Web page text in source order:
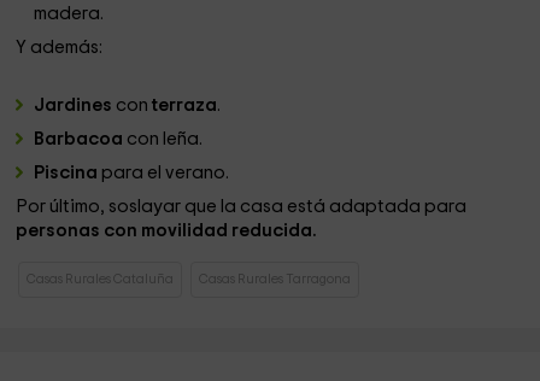
madera.
Y además:
Jardines conterraza.
Barbacoa con leña.
Piscina para el verano.
Por último, soslayar que la casa está adaptada para
personas con movilidad reducida.
Casas Rurales Cataluña Casas Rurales Tarragona